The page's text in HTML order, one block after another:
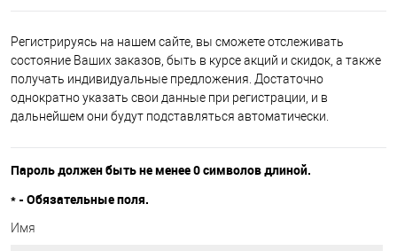
Регистрируясь на нашем сайте, вы сможете отслеживать
состояние Ваших заказов, быть в курсе акций и скидок, а также
получать индивидуальные предложения. Достаточно
однократно указать свои данные при регистрации, и в
дальнейшем они будут подставляться автоматически.
Пароль должен быть не менее 0 символов длиной.
* - Обязательные поля.
Имя